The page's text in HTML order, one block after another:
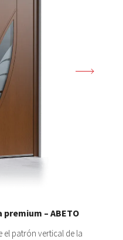
– ABETO
el patrón vertical de la